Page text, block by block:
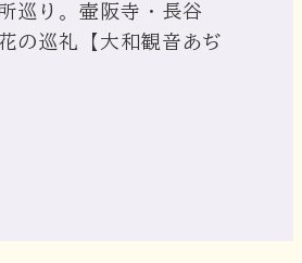
巡り。壷阪寺・長谷
の巡礼【大和観音あぢ